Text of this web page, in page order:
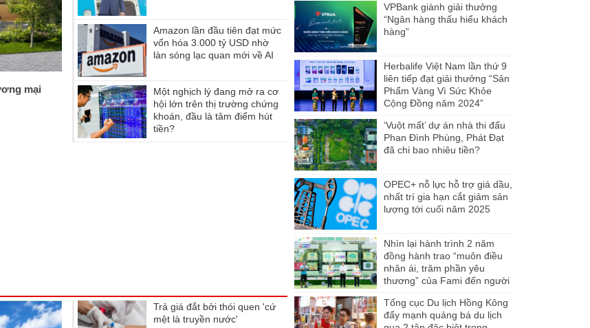
mại
Amazon lần đầu tiên đạt mức
vốn hóa 3.000 tỷ USD nhờ
làn sóng lạc quan mới về AI
Một nghịch lý đang mở ra cơ
hội lớn trên thị trường chứng
khoán, đầu là tâm điểm hút
tiền?
Trả giá đắt bởi thói quen 'cứ
mệt là truyền nước'
VPBank giành giải thưởng
“Ngân hàng thấu hiểu khách
hàng”
Herbalife Việt Nam lần thứ 9
liên tiếp đạt giải thưởng “Sản
Phẩm Vàng Vì Sức Khỏe
Cộng Đồng năm 2024”
‘Vuột mất’ dự án nhà thi đấu
Phan Đình Phùng, Phát Đạt
đã chi bao nhiêu tiền?
OPEC+ nỗ lực hỗ trợ giá dầu,
nhất trí gia hạn cắt giảm sản
lượng tới cuối năm 2025
Nhìn lại hành trình 2 năm
đồng hành trao “muôn điều
nhân ái, trăm phần yêu
thương” của Fami đến người
Tổng cục Du lịch Hồng Kông
đẩy mạnh quảng bá du lịch